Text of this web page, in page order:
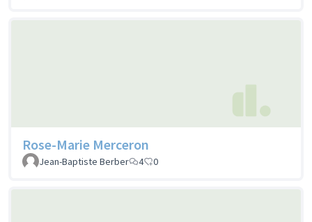
Rose-Marie Merceron
Jean-Baptiste Berber 4 0